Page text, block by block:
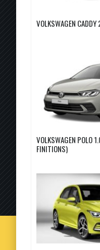
VOLKSWAGEN
VOLKSWAGEN POLO
FINITIONS)